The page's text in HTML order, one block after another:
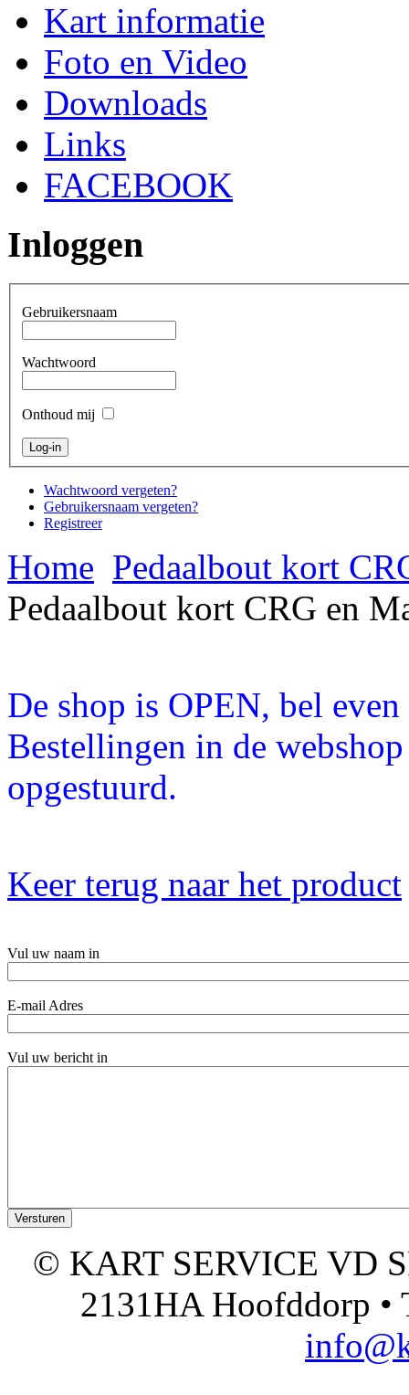
Kart informatie
Foto en Video
Downloads
Links
FACEBOOK
Inloggen
Gebruikersnaam
Wachtwoord
Onthoud mij
Wachtwoord vergeten?
Gebruikersnaam vergeten?
Registreer
Home Pedaalbout kort
Pedaalbout kort CRG en
De shop is OPEN, bel
Bestellingen in de
opgestuurd.
Keer terug naar het product
Vul uw naam in
E-mail Adres
Vul uw bericht in
© KART SERVICE VD
2131HA Hoofddorp •